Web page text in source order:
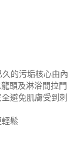
的污垢核心由內
頭及淋浴間拉門
避免肌膚受到刺
鬆